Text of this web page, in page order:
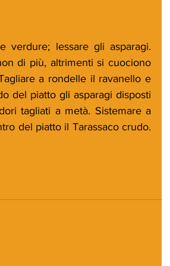
verdure; lessare gli asparagi.
di più, altrimenti si cuociono
a rondelle il ravanello e
del piatto gli asparagi disposti
tagliati a metà. Sistemare a
del piatto il Tarassaco crudo.